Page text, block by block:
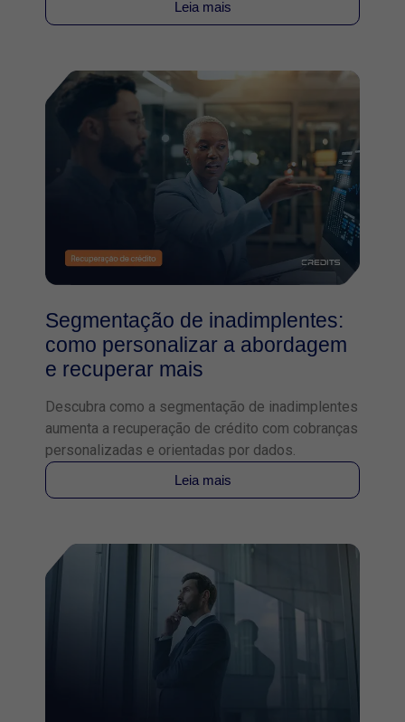
Leia mais
Segmentação de inadimplentes:
como personalizar a abordagem
e recuperar mais
Descubra como a segmentação de inadimplentes
aumenta a recuperação de crédito com cobranças
personalizadas e orientadas por dados.
Leia mais